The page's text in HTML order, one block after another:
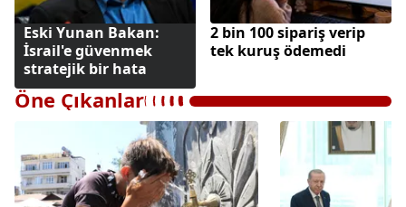
2 bin 100 sipariş verip
tek kuruş ödemedi
Eski Yunan Bakan:
İsrail'e güvenmek
stratejik bir hata
Öne Çıkanlar